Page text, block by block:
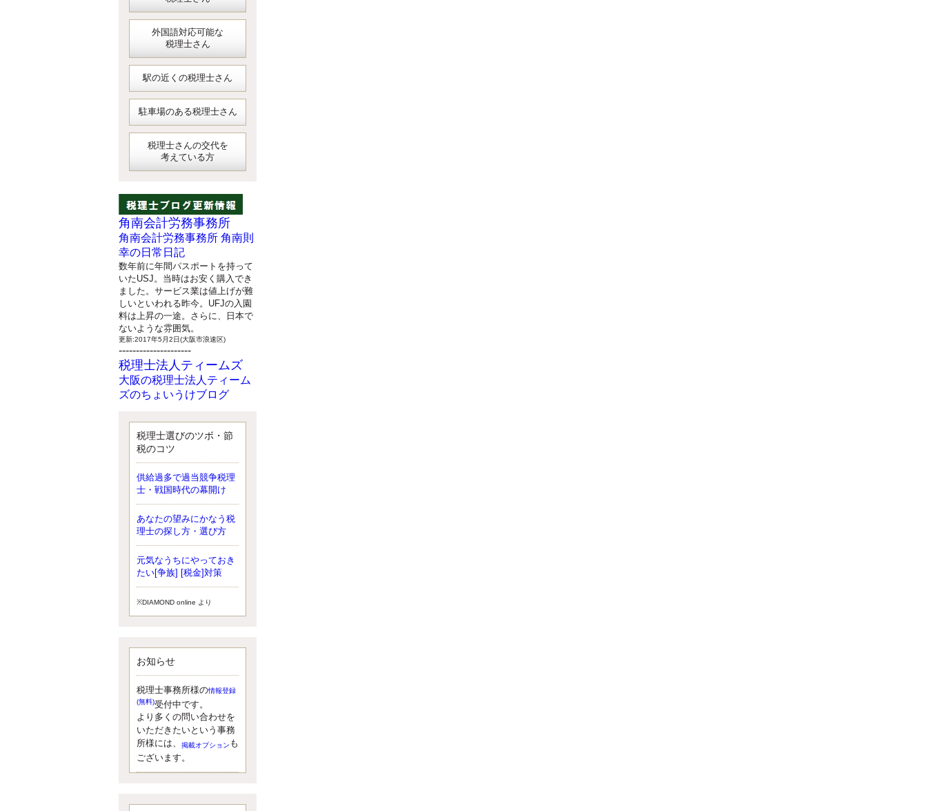
外国語対応可能な
税理士さん
駅の近くの税理士さん
駐車場のある税理士さん
税理士さんの交代を
考えている方
角南会計労務事務所
角南会計労務事務所 角南則
幸の日常日記
数年前に年間パスポートを持って
いたUSJ。当時はお安く購入でき
ました。サービス業は値上げが難
しいといわれる昨今。UFJの入園
料は上昇の一途。さらに、日本で
ないような雰囲気。
更新:2017年5月2日(大阪市浪速区)
---------------------
税理士法人ティームズ
大阪の税理士法人ティーム
ズのちょいうけブログ
なったことに気付いた、税理士の
北井です。寂しいです。 先日、テ
ィームズイベントとしてバーベキ
ップしようと思いましたが、そこ
はセンスある後のブロガーに任せ
ようと思います。
更新:2017年5月1日(大阪市北区)
---------------------
サクセス会計事務所
サクセス税理士のお役立ち
ブログ
平成２７年１月１日以降開始の相
続より、相続税の基礎控除額（相
続税が課税されない遺産の上限
しています。
更新:2017年5月1日(大阪市中央区)
湘南BUN税理士事務所
湘南のぽっちゃり女性税理
士松村文子と湘南ＢＵ
また最近、税理士試験のご相談を
受けることおおくなりました。受
験申し込み受け付け開始になるか
ダメと思う前に、全力で勝負して
税理士選びのツボ・節
税のコツ
供給過多で過当競争税理
士・戦国時代の幕開け
あなたの望みにかなう税
理士の探し方・選び方
元気なうちにやっておき
たい[争族] [税金]対策
※DIAMOND online より
お知らせ
税理士事務所様の情報登録
(無料)受付中です。
より多くの問い合わせを
いただきたいという事務
所様には、
掲載オプション も
ございます。